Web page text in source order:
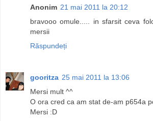
Anonim 21 mai 2011 la 20:12
bravooo omule..... in sfarsit ceva
mersii
Răspundeți
gooritza 25 mai 2011 la 13:06
Mersi mult ^^
O ora cred ca am stat de-am p654a
Mersi :D